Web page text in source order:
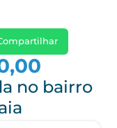
no bairro